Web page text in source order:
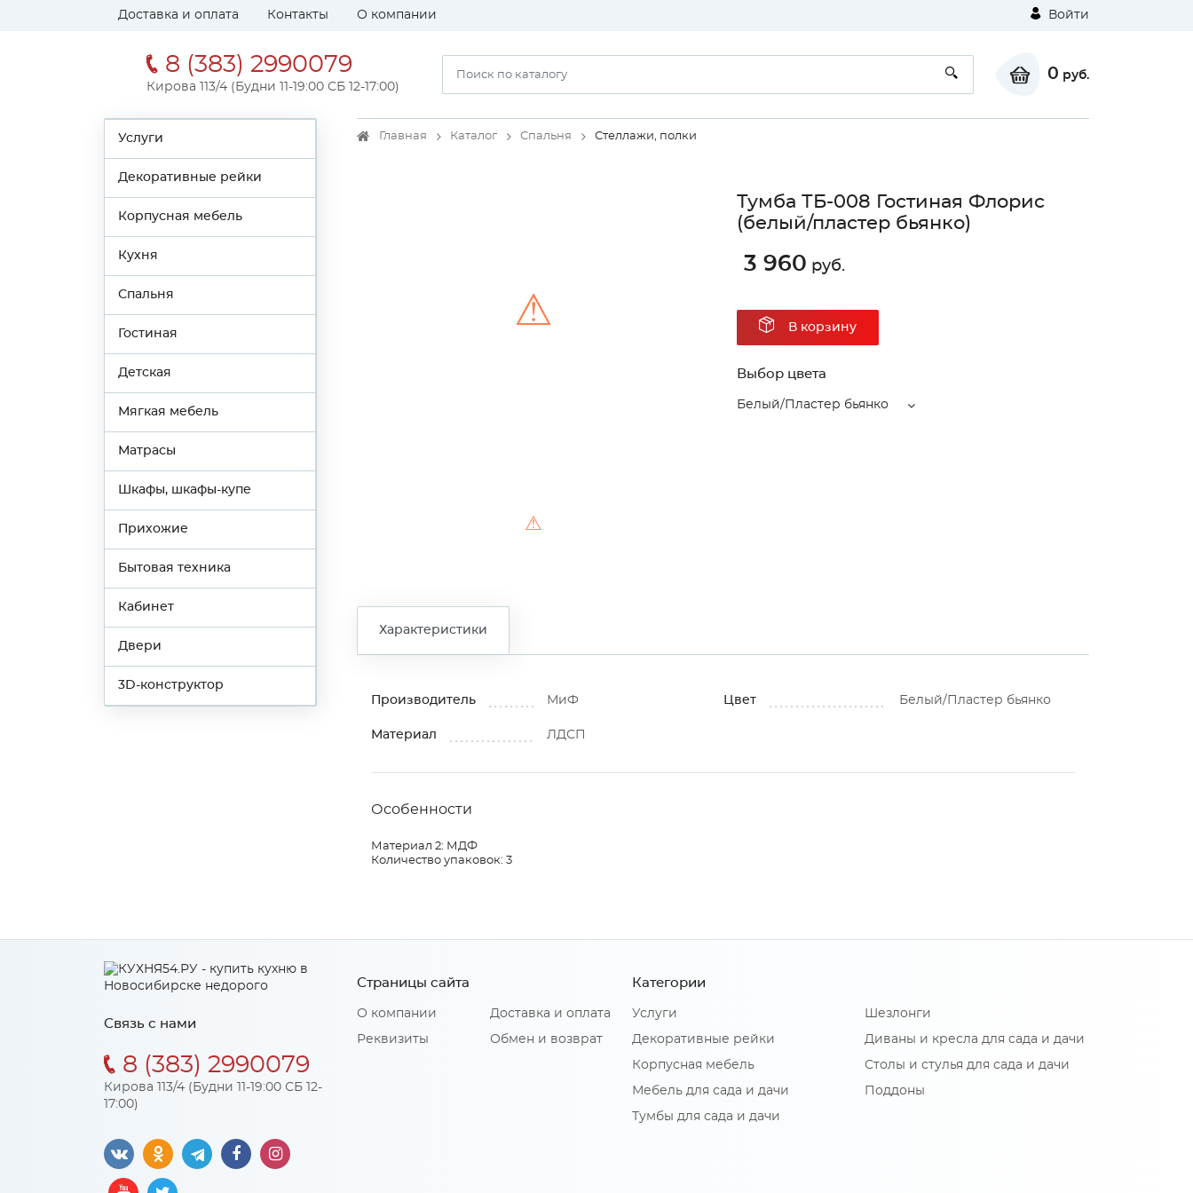
Доставка и оплата Контакты О компании Войти
8 (383) 2990079
Кирова 113/4 (Будни 11-19:00 СБ 12-17:00)
0 руб.
Услуги
Декоративные рейки
Корпусная мебель
Кухня
Спальня
Гостиная
Детская
Мягкая мебель
Матрасы
Шкафы, шкафы-купе
Прихожие
Бытовая техника
Кабинет
Двери
3D-конструктор
Главная Каталог Спальня Стеллажи, полки
⚠
⚠
Тумба ТБ-008 Гостиная Флорис
(белый/пластер бьянко)
3 960 руб.
В корзину
Выбор цвета
Белый/Пластер бьянко
Характеристики
Производитель МиФ Цвет Белый/Пластер бьянко
Материал ЛДСП
Особенности
Материал 2: МДФ
Количество упаковок: 3
Связь с нами
8 (383) 2990079
Кирова 113/4 (Будни 11-19:00 СБ 12-
17:00)
Страницы сайта
О компании
Реквизиты
Доставка и оплата
Обмен и возврат
Категории
Услуги
Декоративные рейки
Корпусная мебель
Мебель для сада и дачи
Тумбы для сада и дачи
Шезлонги
Диваны и кресла для сада и дачи
Столы и стулья для сада и дачи
Поддоны